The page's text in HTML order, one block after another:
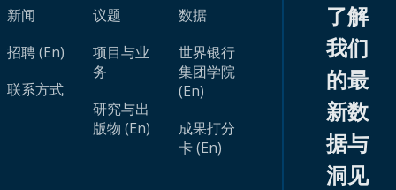
新闻
招聘 (En)
联系方式
议题
项目与业
务
研究与出
版物 (En)
数据
世界银行
集团学院
(En)
成果打分
卡 (En)
了解
我们
的最
新数
据与
洞见